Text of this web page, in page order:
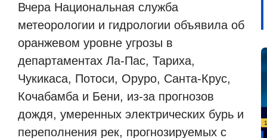
Вчера Национальная служба
метеорологии и гидрологии объявила об
оранжевом уровне угрозы в
департаментах Ла-Пас, Тариха,
Чукикаса, Потоси, Оруро, Санта-Крус,
Кочабамба и Бени, из-за прогнозов
дождя, умеренных электрических бурь и
переполнения рек, прогнозируемых с